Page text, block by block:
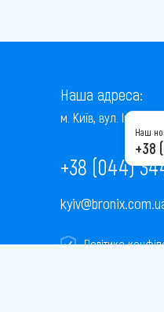
Наша адреса:
м. Київ, вул.
+38 (044)
Політика
Наш
+38